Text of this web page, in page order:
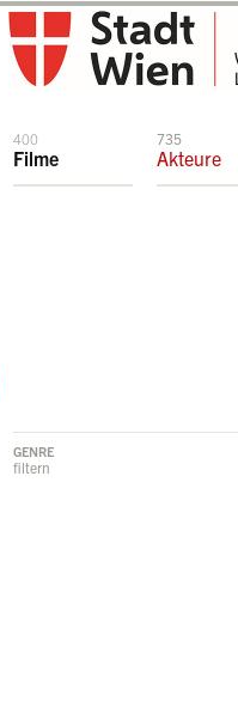
400
Filme
735
Akteure
GENRE
filtern